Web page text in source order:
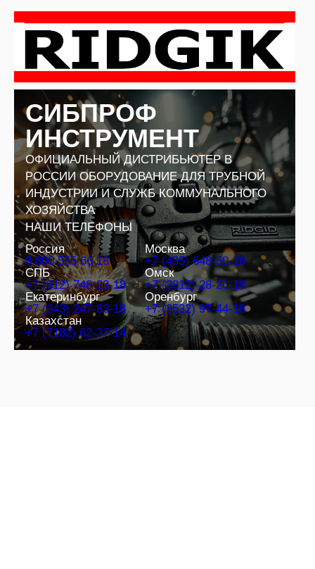
содержимому
СИБПРОФ
ИНСТРУМЕНТ
ОФИЦИАЛЬНЫЙ ДИСТРИБЬЮТЕР В
РОССИИ ОБОРУДОВАНИЕ ДЛЯ ТРУБНОЙ
ИНДУСТРИИ И СЛУЖБ КОММУНАЛЬНОГО
ХОЗЯЙСТВА
НАШИ ТЕЛЕФОНЫ
Россия
8 800 555 66 18
Москва
+7 (495) 648-60-18
СПБ
+7 (812) 748-23-18
Омск
+7 (3812) 28-26-18
Екатеринбург
+7 (343) 247-83-18
Оренбург
+7 (3532) 97-44-18
Казахстан
+7 (7182) 62-37-14